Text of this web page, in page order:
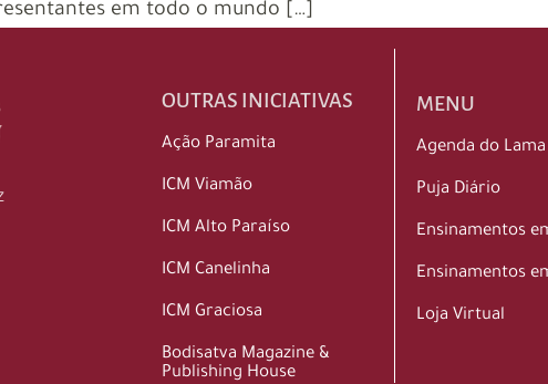
em todo o mundo […]
OUTRAS INICIATIVAS
Ação Paramita
ICM Viamão
ICM Alto Paraíso
ICM Canelinha
ICM Graciosa
Bodisatva Magazine &
Publishing House
MENU
Agenda do Lama
Puja Diário
Ensinamentos
Ensinamentos
Loja Virtual